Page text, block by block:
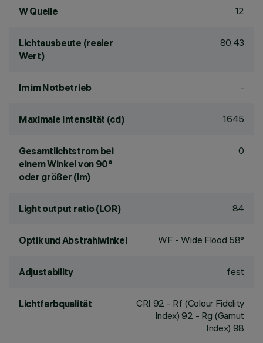
W Quelle 12
Lichtausbeute (realer
Wert)
80.43
lm im Notbetrieb -
Maximale Intensität (cd) 1645
Gesamtlichtstrom bei
einem Winkel von 90°
oder größer (lm)
0
Light output ratio (LOR) 84
Optik und Abstrahlwinkel WF - Wide Flood 58°
Adjustability fest
Lichtfarbqualität CRI 92 - Rf (Colour Fidelity
Index) 92 - Rg (Gamut
Index) 98